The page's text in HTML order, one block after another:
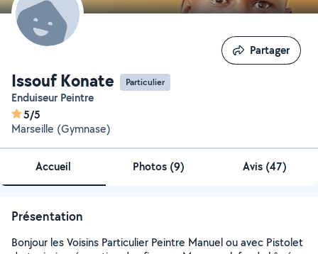
Issouf Konate Particulier
Enduiseur Peintre
5/5
Marseille (Gymnase)
Partager
Partager
Accueil Photos (9) Avis (47)
Présentation
Bonjour les Voisins Particulier Peintre Manuel ou avec Pistolet